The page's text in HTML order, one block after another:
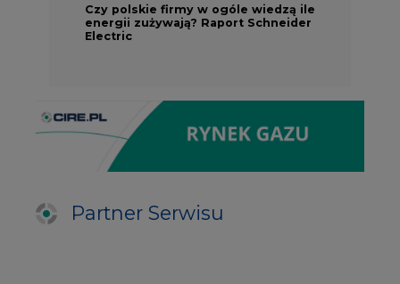
Czy polskie firmy w ogóle wiedzą ile
energii zużywają? Raport Schneider
Electric
Partner Serwisu